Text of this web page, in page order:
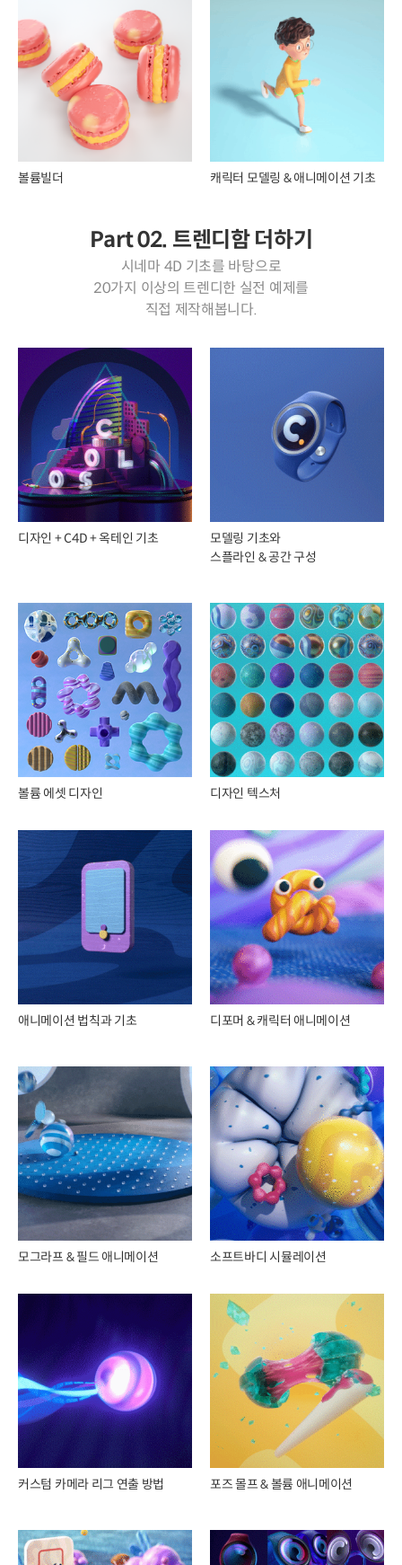
볼륨빌더 캐릭터 모델링 & 애니메이션 기초
Part 02. 트렌디함 더하기
시네마 4D 기초를 바탕으로
20가지 이상의 트렌디한 실전 예제를
직접 제작해봅니다.
디자인 + C4D + 옥테인 기초
모델링 기초와
스플라인 & 공간 구성
볼륨 에셋 디자인 디자인 텍스처
애니메이션 법칙과 기초 디포머 & 캐릭터 애니메이션
모그라프 & 필드 애니메이션 소프트바디 시뮬레이션
커스텀 카메라 리그 연출 방법 포즈 몰프 & 볼륨 애니메이션